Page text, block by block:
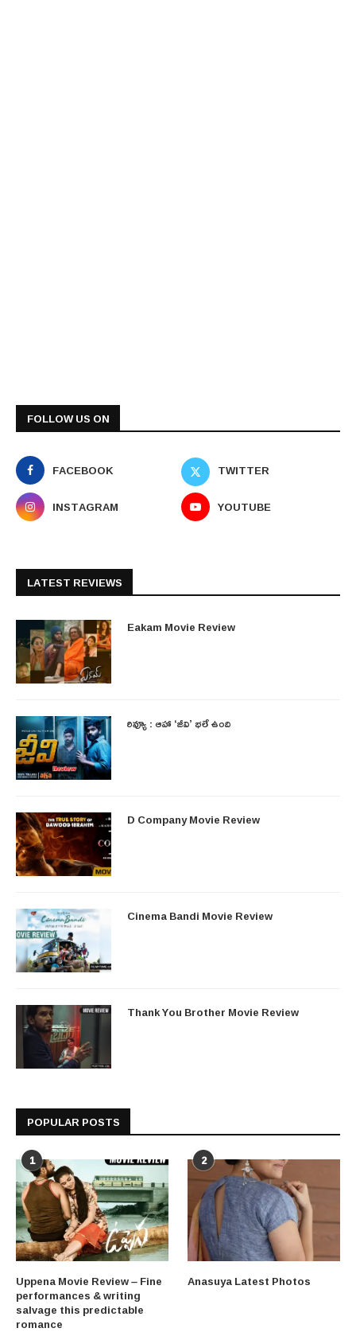
FOLLOW US ON
FACEBOOK
TWITTER
INSTAGRAM
YOUTUBE
LATEST REVIEWS
Eakam Movie Review
రివ్యూ : ఆహా ‘జీవి’ భలే ఉంది
D Company Movie Review
Cinema Bandi Movie Review
Thank You Brother Movie Review
POPULAR POSTS
1
Uppena Movie Review – Fine
performances & writing
salvage this predictable
romance
2
Anasuya Latest Photos